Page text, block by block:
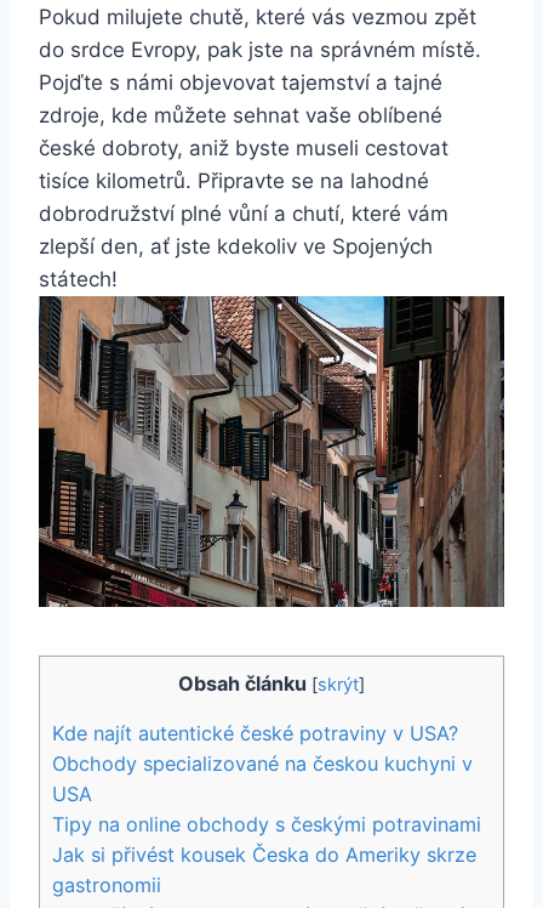
Pokud milujete chutě, které vás vezmou zpět
do srdce Evropy, pak jste na správném místě.
Pojďte s námi objevovat tajemství a tajné
zdroje, kde můžete sehnat vaše oblíbené
české dobroty, aniž byste museli cestovat
tisíce kilometrů. Připravte se na lahodné
dobrodružství plné vůní a chutí, které vám
zlepší den, ať jste kdekoliv ve Spojených
státech!
Obsah článku [skrýt]
Kde najít autentické české potraviny v USA?
Obchody specializované na českou kuchyni v
USA
Tipy na online obchody s českými potravinami
Jak si přivést kousek Česka do Ameriky skrze
gastronomii